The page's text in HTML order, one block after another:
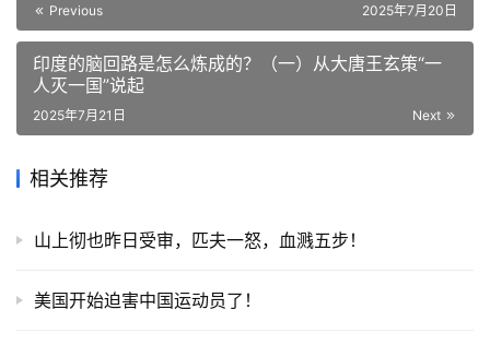
Previous 2025年7月20日
印度的脑回路是怎么炼成的？（一）从大唐王玄策“一
人灭一国”说起
Next
2025年7月21日
相关推荐
山上彻也昨日受审，匹夫一怒，血溅五步！
美国开始迫害中国运动员了！